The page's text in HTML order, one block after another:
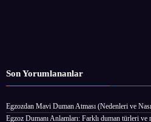
Son Yorumlananlar
Egzozdan Mavi Duman Atması (Nedenleri ve
Egzoz Dumanı Anlamları: Farklı duman türleri